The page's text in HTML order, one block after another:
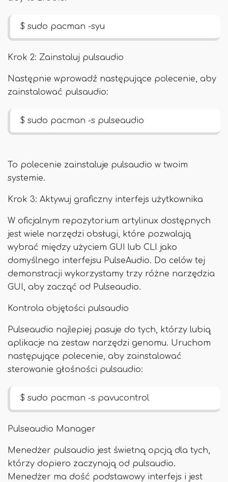
$ sudo pacman -syu
Krok 2: Zainstaluj pulsaudio
Następnie wprowadź następujące polecenie, aby
zainstalować pulsaudio:
$ sudo pacman -s pulseaudio
To polecenie zainstaluje pulsaudio w twoim
systemie.
Krok 3: Aktywuj graficzny interfejs użytkownika
W oficjalnym repozytorium artylinux dostępnych
jest wiele narzędzi obsługi, które pozwalają
wybrać między użyciem GUI lub CLI jako
domyślnego interfejsu PulseAudio. Do celów tej
demonstracji wykorzystamy trzy różne narzędzia
GUI, aby zacząć od Pulseaudio.
Kontrola objętości pulsaudio
Pulseaudio najlepiej pasuje do tych, którzy lubią
aplikacje na zestaw narzędzi genomu. Uruchom
następujące polecenie, aby zainstalować
sterowanie głośności pulsaudio:
$ sudo pacman -s pavucontrol
Pulseaudio Manager
Menedżer pulsaudio jest świetną opcją dla tych,
którzy dopiero zaczynają od pulsaudio.
Menedżer ma dość podstawowy interfejs i jest